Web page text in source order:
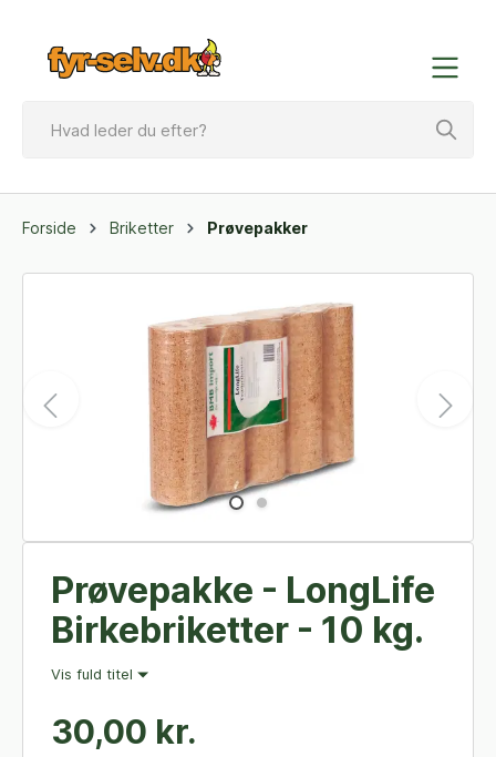
Forside Briketter Prøvepakker
Prøvepakke - LongLife
Birkebriketter - 10 kg.
Vis fuld titel
30,00 kr.